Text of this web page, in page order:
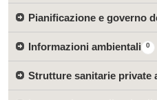
Pianificazione e governo
0
Informazioni ambientali
Strutture sanitarie private